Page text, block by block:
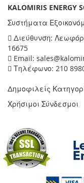
KALOMIRIS ENERGY
Συστήματα
Διεύθυνση:
16675
Email:
Τηλέφωνο: 210
Δημοφιλείς
Χρήσιμοι Σύνδεσμοι